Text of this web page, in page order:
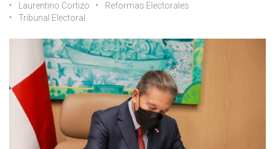
Laurentino Cortizo
Reformas Electorales
Tribunal Electoral